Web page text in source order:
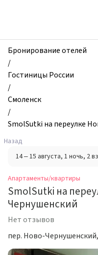
и
квартиры,
SmolSutki
на
переулке
Ново-
Чернушенский,
Смоленск,
Россия
Бронирование отелей
/
Гостиницы России
/
Смоленск
/
SmolSutki на переулке
Назад
14 – 15 августа, 1 ночь, 2
Апартаменты/квартиры
SmolSutki на
Чернушенский
Нет отзывов